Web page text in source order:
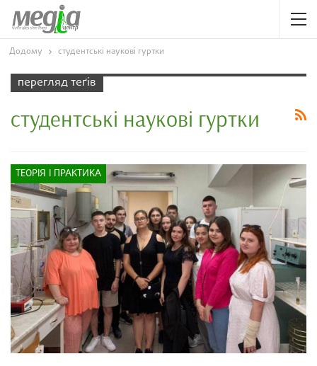
Додому студентські наукові гуртки
перегляд теґів
студентські наукові гуртки
ТЕОРІЯ І ПРАКТИКА